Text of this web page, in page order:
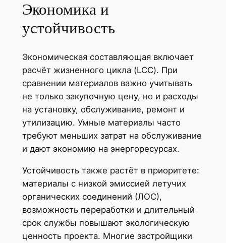
Экономика и
устойчивость
Экономическая составляющая включает
расчёт жизненного цикла (LCC). При
сравнении материалов важно учитывать
не только закупочную цену, но и расходы
на установку, обслуживание, ремонт и
утилизацию. Умные материалы часто
требуют меньших затрат на обслуживание
и дают экономию на энергоресурсах.
Устойчивость также растёт в приоритете:
материалы с низкой эмиссией летучих
органических соединений (ЛОС),
возможность переработки и длительный
срок службы повышают экологическую
ценность проекта. Многие застройщики